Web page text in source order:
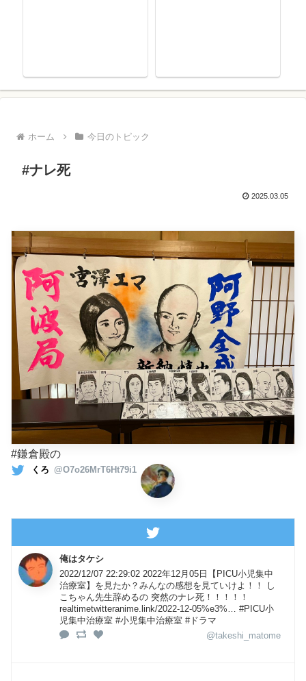
ホーム 今日のトピック
#ナレ死
2025.03.05
#鎌倉殿の
くろ @O7o26MrT6Ht79i1
俺はタケシ
2022/12/07 22:29:02 2022年12月05日【PICU小児集中
治療室】を見たか？みんなの感想を見ていけよ！！ し
こちゃん先生辞めるの 突然のナレ死！！！！！
realtimetwitteranime.link/2022-12-05%e3%… #PICU小
児集中治療室 #小児集中治療室 #ドラマ
@takeshi_matome